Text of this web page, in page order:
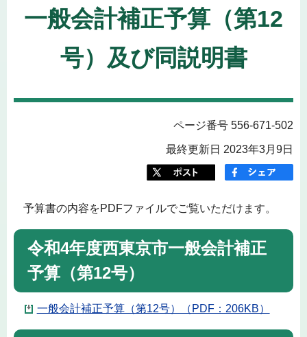
一般会計補正予算（第12
号）及び同説明書
ページ番号 556-671-502
最終更新日 2023年3月9日
予算書の内容をPDFファイルでご覧いただけます。
令和4年度西東京市一般会計補正
予算（第12号）
一般会計補正予算（第12号）（PDF：206KB）